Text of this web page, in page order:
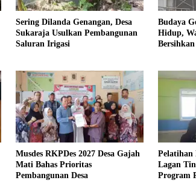
Sering Dilanda Genangan, Desa
Sukaraja Usulkan Pembangunan
Saluran Irigasi
Budaya
Hidup,
Musdes RKPDes 2027 Desa Gajah
Mati Bahas Prioritas
Pembangunan Desa
Pelatihan
Lagan
Program